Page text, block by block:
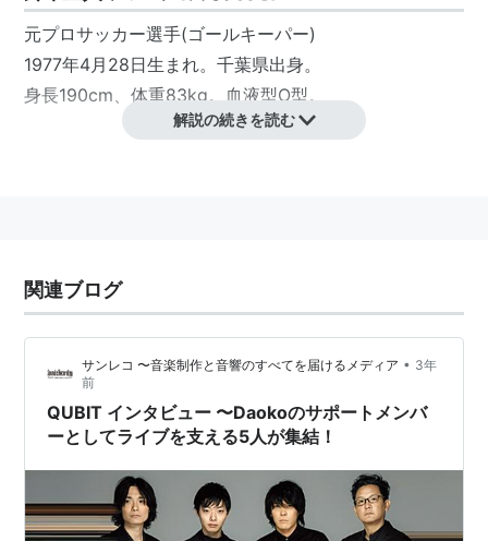
元プロサッカー選手(ゴールキーパー)
1977年4月28日生まれ。千葉県出身。
身長190cm、体重83kg。血液型O型。
市立船橋高校
1996-1999
専修大学
2000-2005
湘南ベルマーレ
セレッソ大阪
解説の続きを読む
関連ブログ
サンレコ 〜音楽制作と音響のすべてを届けるメディア • 3年
前
QUBIT インタビュー 〜Daokoのサポートメンバ
ーとしてライブを支える5人が集結！